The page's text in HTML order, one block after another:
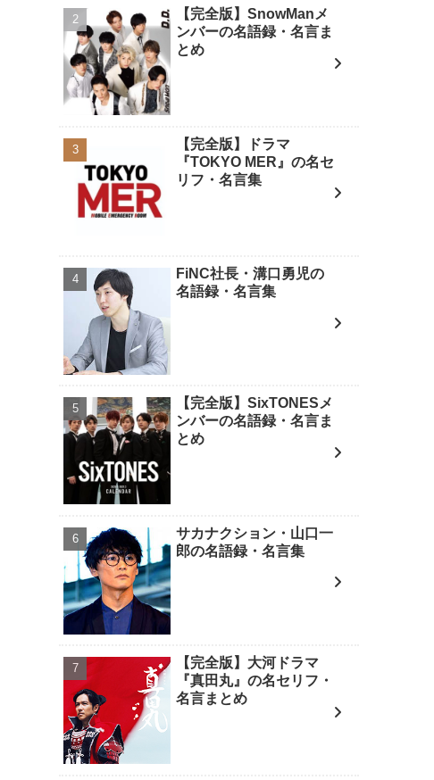
【完全版】SnowManメ
ンバーの名語録・名言ま
とめ
【完全版】ドラマ
『TOKYO MER』の名セ
リフ・名言集
FiNC社長・溝口勇児の
名語録・名言集
【完全版】SixTONESメ
ンバーの名語録・名言ま
とめ
サカナクション・山口一
郎の名語録・名言集
【完全版】大河ドラマ
『真田丸』の名セリフ・
名言まとめ